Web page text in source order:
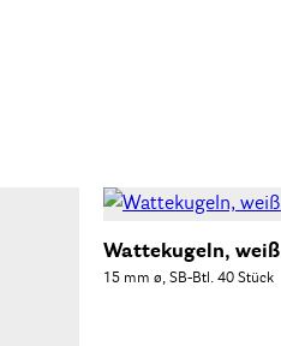
Wattekugeln, weiß
15 mm ø, SB-Btl. 40 Stück